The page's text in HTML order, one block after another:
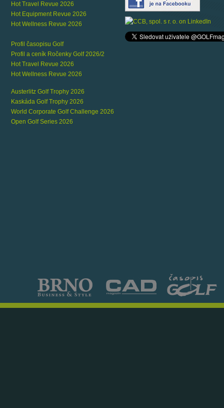
Hot Travel Revue 2026
Hot Equipment Revue 2026
Hot Wellness Revue 2026
Profil časopisu Golf
Profil a ceník Ročenky Golf 2026/2
Hot Travel Revue 2026
Hot Wellness Revue 2026
Austerlitz Golf Trophy 2026
Kaskáda Golf Trophy 2026
World Corporate Golf Challenge 2026
Open Golf Series 2026